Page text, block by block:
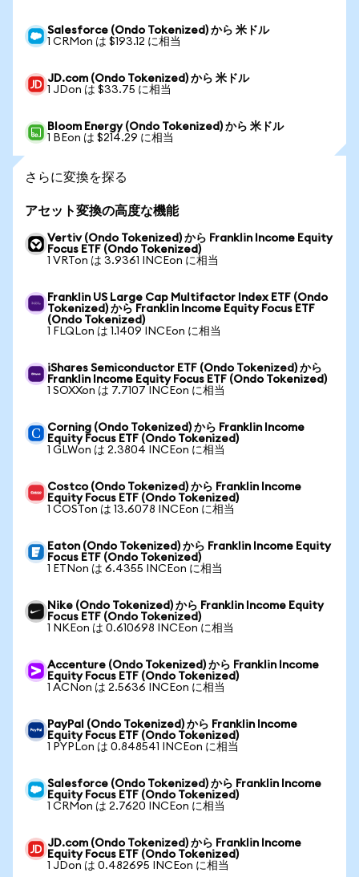
Salesforce (Ondo Tokenized) から 米ドル
1 CRMon は $193.12 に相当
JD.com (Ondo Tokenized) から 米ドル
1 JDon は $33.75 に相当
Bloom Energy (Ondo Tokenized) から 米ドル
1 BEon は $214.29 に相当
さらに変換を探る
アセット変換の高度な機能
Vertiv (Ondo Tokenized) から Franklin Income Equity
Focus ETF (Ondo Tokenized)
1 VRTon は 3.9361 INCEon に相当
Franklin US Large Cap Multifactor Index ETF (Ondo
Tokenized) から Franklin Income Equity Focus ETF
(Ondo Tokenized)
1 FLQLon は 1.1409 INCEon に相当
iShares Semiconductor ETF (Ondo Tokenized) から
Franklin Income Equity Focus ETF (Ondo Tokenized)
1 SOXXon は 7.7107 INCEon に相当
Corning (Ondo Tokenized) から Franklin Income
Equity Focus ETF (Ondo Tokenized)
1 GLWon は 2.3804 INCEon に相当
Costco (Ondo Tokenized) から Franklin Income
Equity Focus ETF (Ondo Tokenized)
1 COSTon は 13.6078 INCEon に相当
Eaton (Ondo Tokenized) から Franklin Income Equity
Focus ETF (Ondo Tokenized)
1 ETNon は 6.4355 INCEon に相当
Nike (Ondo Tokenized) から Franklin Income Equity
Focus ETF (Ondo Tokenized)
1 NKEon は 0.610698 INCEon に相当
Accenture (Ondo Tokenized) から Franklin Income
Equity Focus ETF (Ondo Tokenized)
1 ACNon は 2.5636 INCEon に相当
PayPal (Ondo Tokenized) から Franklin Income
Equity Focus ETF (Ondo Tokenized)
1 PYPLon は 0.848541 INCEon に相当
Salesforce (Ondo Tokenized) から Franklin Income
Equity Focus ETF (Ondo Tokenized)
1 CRMon は 2.7620 INCEon に相当
JD.com (Ondo Tokenized) から Franklin Income
Equity Focus ETF (Ondo Tokenized)
1 JDon は 0.482695 INCEon に相当